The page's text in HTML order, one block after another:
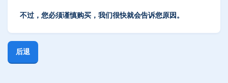
不过，您必须谨慎购买，我们很快就会告诉您原因。
后退